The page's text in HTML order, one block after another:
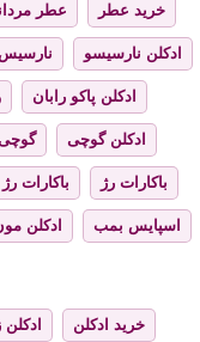
خرید عطر عطر
ادکلن نارسیسو
ادکلن پاکو رابان
ادکلن گوچی
باکارات رژ باکارات
اسپایس بمب ادکلن
خرید ادکلن ادکلن